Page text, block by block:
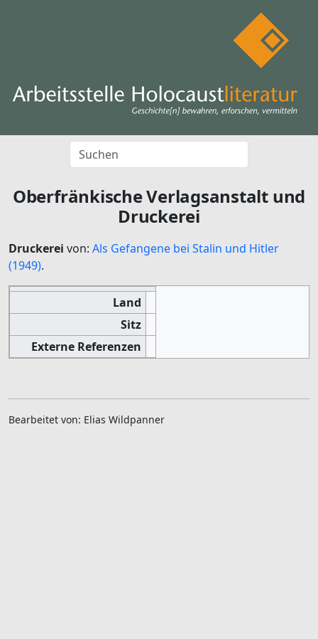
Oberfränkische Verlagsanstalt und
Druckerei
Druckerei von: Als Gefangene bei Stalin und Hitler
(1949).
Land
Sitz
Externe Referenzen
Bearbeitet von: Elias Wildpanner